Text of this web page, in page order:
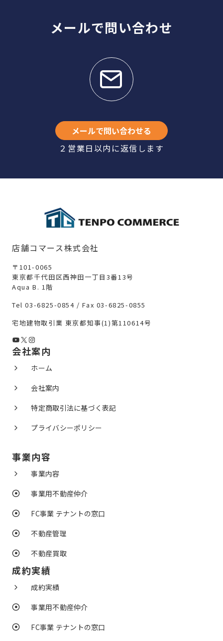
メールで問い合わせ
メールで問い合わせる
２営業日以内に返信します
店舗コマース株式会社
〒101-0065
東京都千代田区西神田一丁目3番13号
Aqua B. 1階
Tel 03-6825-0854 / Fax 03-6825-0855
宅地建物取引業 東京都知事(1)第110614号
YouTube
X Instagram
会社案内
ホーム
会社案内
特定商取引法に基づく表記
プライバシーポリシー
事業内容
事業内容
事業用不動産仲介
FC事業 テナントの窓口
不動産管理
不動産買取
成約実績
成約実績
事業用不動産仲介
FC事業 テナントの窓口